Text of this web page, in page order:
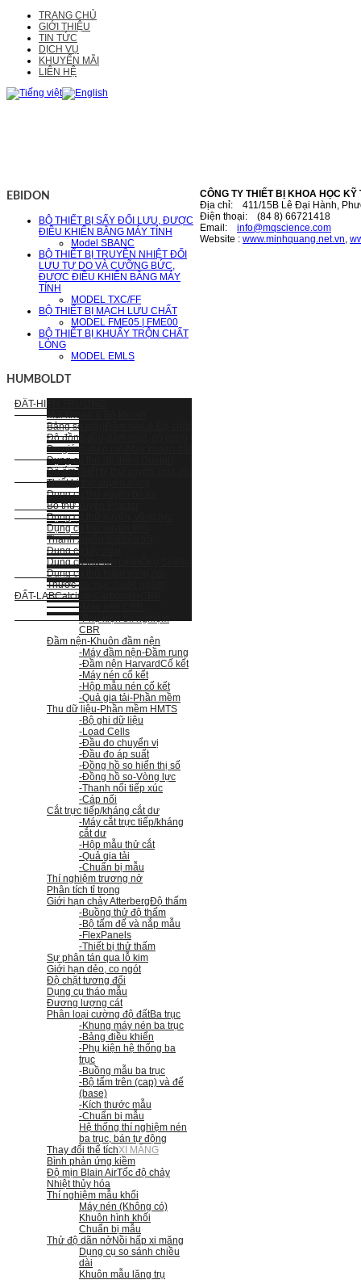
TRANG CHỦ
GIỚI THIỆU
TIN TỨC
DỊCH VỤ
KHUYẾN MÃI
LIÊN HỆ
EBIDON
BỘ THIẾT BỊ SẤY ĐỐI LƯU, ĐƯỢC
ĐIỀU KHIỂN BẰNG MÁY TÍNH
Model SBANC
BỘ THIẾT BỊ TRUYỀN NHIỆT ĐỐI
LƯU TỰ DO VÀ CƯỠNG BỨC,
ĐƯỢC ĐIỀU KHIỂN BẰNG MÁY
TÍNH
MODEL TXC/FF
BỘ THIẾT BỊ MẠCH LƯU CHẤT
MODEL FME05 | FME00
BỘ THIẾT BỊ KHUẤY TRỘN CHẤT
LỎNG
MODEL EMLS
HUMBOLDT
ĐẤT-HIỆN TRƯỜNG
Mũi khoan & Bộ khoan
Bảng so màu
Độ đồng đều đầm chặt, độ cứng
Đo giá trị điện môi
Dụng cụ thử độ thấm Guelph
Độ ẩmThiết bị thử xuyên, búa đôi
Thiết bị thử xuyên động
Dụng cụ thử xuyên bỏ túi
Bộ thử xuyên Proctor
Dụng cụ thử xuyên, vòng lực
Dụng cụ thử xuyên tĩnh
Thanh xuyên dò
Dụng cụ lấy mẫu
Dụng cụ thử cắt cánh
Dụng cụ thử thấm vòng đôi
Thước đo mực nước ngầm
ĐẤT-LABCalcium Carbonate
-Phụ kiện thí nghiệm
CBR
Đầm nện-Khuôn đầm nện
-Máy đầm nện-Đầm rung
-Đầm nện HarvardCố kết
-Máy nén cố kết
-Hộp mẫu nén cố kết
-Quả gia tải-Phần mềm
Thu dữ liệu-Phần mềm HMTS
-Bộ ghi dữ liệu
-Load Cells
-Đầu đo chuyển vị
-Đầu đo áp suất
-Đồng hồ so hiển thị số
-Đồng hồ so-Vòng lực
-Thanh nối tiếp xúc
-Cáp nối
Cắt trực tiếp/kháng cắt dư
-Máy cắt trực tiếp/kháng
cắt dư
-Hộp mẫu thử cắt
-Quả gia tải
-Chuẩn bị mẫu
Thí nghiệm trương nở
Phân tích tỉ trọng
Giới hạn chảy AtterbergĐộ thấm
-Buồng thử độ thấm
-Bộ tấm đế và nắp mẫu
-FlexPanels
-Thiết bị thử thấm
Sự phân tán qua lỗ kim
Giới hạn dẻo, co ngót
Độ chặt tương đối
Dụng cụ tháo mẫu
Đương lượng cát
Phân loại cường độ đấtBa trục
-Khung máy nén ba trục
-Bảng điều khiển
-Phụ kiện hệ thống ba
trục
-Buồng mẫu ba trục
-Bộ tấm trên (cap) và đế
(base)
-Kích thước mẫu
-Chuẩn bị mẫu
Hệ thống thí nghiệm nén
ba trục, bán tự động
Thay đổi thể tíchXI MĂNG
Bình phản ứng kiềm
Độ mịn Blain AirTốc độ chảy
Nhiệt thủy hóa
Thí nghiệm mẫu khối
Máy nén (Không có)
Khuôn hình khối
Chuẩn bị mẫu
Thử độ dãn nởNồi hấp xi măng
Dụng cụ so sánh chiều
dài
Khuôn mẫu lăng trụ
CÔNG TY THIẾT BỊ KHOA HỌC
Địa chỉ: 411/15B Lê Đại Hành,
Điện thoại: (84 8) 66721418
Email: info@mqscience.com
Website : www.minhquang.net.vn,